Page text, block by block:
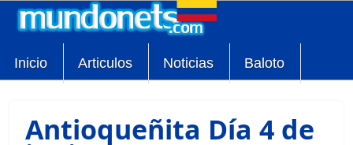
Inicio Articulos Noticias Baloto
Antioqueñita Día 4 de